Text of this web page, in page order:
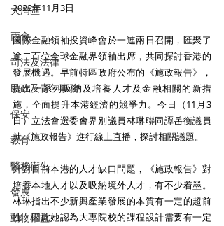
大灣區
兩會
司法及法律
民政及青年事務
保安
教育
醫務衛生
發展
動物權益
2022年11月3日
國際金融領袖投資峰會於一連兩日召開，匯聚了
逾二百位全球金融界領袖出席，共同探討香港的
發展機遇。早前特區政府公布的《施政報告》，
提出一系列吸納及培養人才及金融相關的新措
施，全面提升本港經濟的競爭力。今日（11月3
日）立法會選委會界別議員林琳聯同譚岳衡議員
就《施政報告》進行線上直播，探討相關議題。
針對目前本港的人才缺口問題，《施政報告》對
培養本地人才以及吸納境外人才，有不少着墨。
林琳指出不少新興產業發展的本質有一定的超前
性，因此她認為大專院校的課程設計需要有一定